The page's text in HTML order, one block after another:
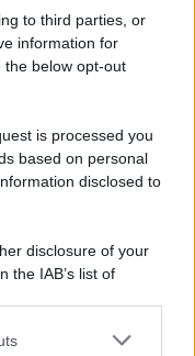
to third parties, or
information for
the below opt-out
is processed you
based on personal
disclosed to
disclosure of your
the IAB’s list of
by us to third parties